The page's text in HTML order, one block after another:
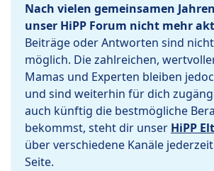
Nach vielen gemeinsamen
unser HiPP Forum nicht mehr
Beiträge oder Antworten sind
möglich. Die zahlreichen,
Mamas und Experten bleiben
und sind weiterhin für dich
auch künftig die bestmögliche
bekommst, steht dir unser HiPP
über verschiedene Kanäle
Seite.